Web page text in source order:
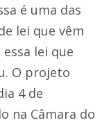
é uma das
lei que vêm
lei que
O projeto
4 de
na Câmara do